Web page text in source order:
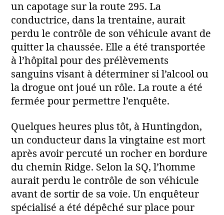
un capotage sur la route 295. La
conductrice, dans la trentaine, aurait
perdu le contrôle de son véhicule avant de
quitter la chaussée. Elle a été transportée
à l’hôpital pour des prélèvements
sanguins visant à déterminer si l’alcool ou
la drogue ont joué un rôle. La route a été
fermée pour permettre l’enquête.
Quelques heures plus tôt, à Huntingdon,
un conducteur dans la vingtaine est mort
après avoir percuté un rocher en bordure
du chemin Ridge. Selon la SQ, l’homme
aurait perdu le contrôle de son véhicule
avant de sortir de sa voie. Un enquêteur
spécialisé a été dépêché sur place pour